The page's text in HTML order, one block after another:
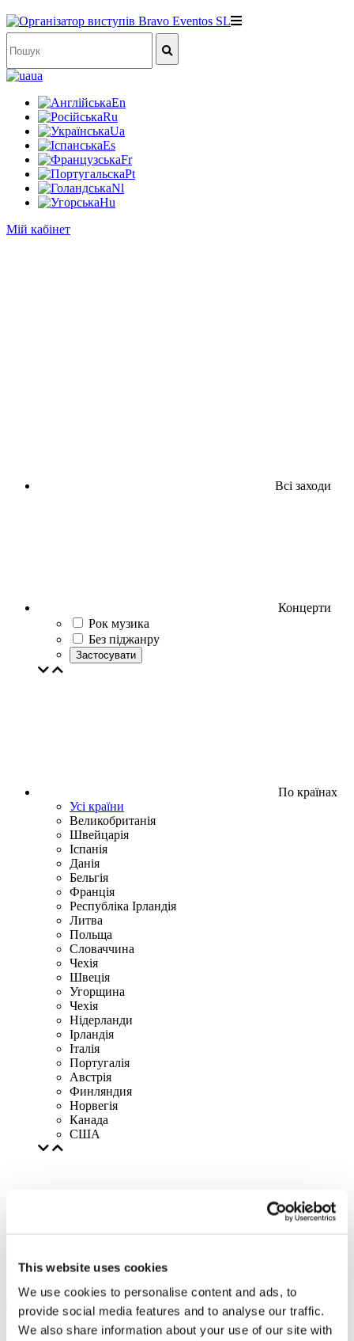
This website uses cookies
We use cookies to personalise content and ads, to
provide social media features and to analyse our traffic.
We also share information about your use of our site with
ua
En
Ru
Ua
Es
Fr
Pt
Nl
Hu
Мій кабінет
Всі заходи
Концерти
Рок музика
Без піджанру
Застосувати
По країнах
Усі країни
Великобританія
Швейцарія
Іспанія
Данія
Бельгія
Франція
Республіка Ірландія
Литва
Польща
Словаччина
Чехія
Швецiя
Угорщина
Чехія
Нідерланди
Iрландія
Iталiя
Португалія
Австрія
Финляндия
Норвегія
Канада
США